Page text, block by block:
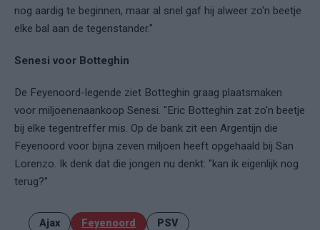
nog aardig te beginnen, maar al snel gaf hij alweer zo'n beetje
elke bal aan de tegenstander."
Senesi voor Botteghin
De Feyenoord-legende ziet Botteghin graag plaatsmaken
voor miljoenenaankoop Senesi. "Eric Botteghin zat zo'n beetje
bij elke tegentreffer mis. Op de bank zit een Argentijn die
Feyenoord voor bijna zeven miljoen heeft opgehaald bij San
Lorenzo. Ik denk dat die jongen nu denkt: "kan ik eigenlijk nog
terug?"
Ajax Feyenoord PSV